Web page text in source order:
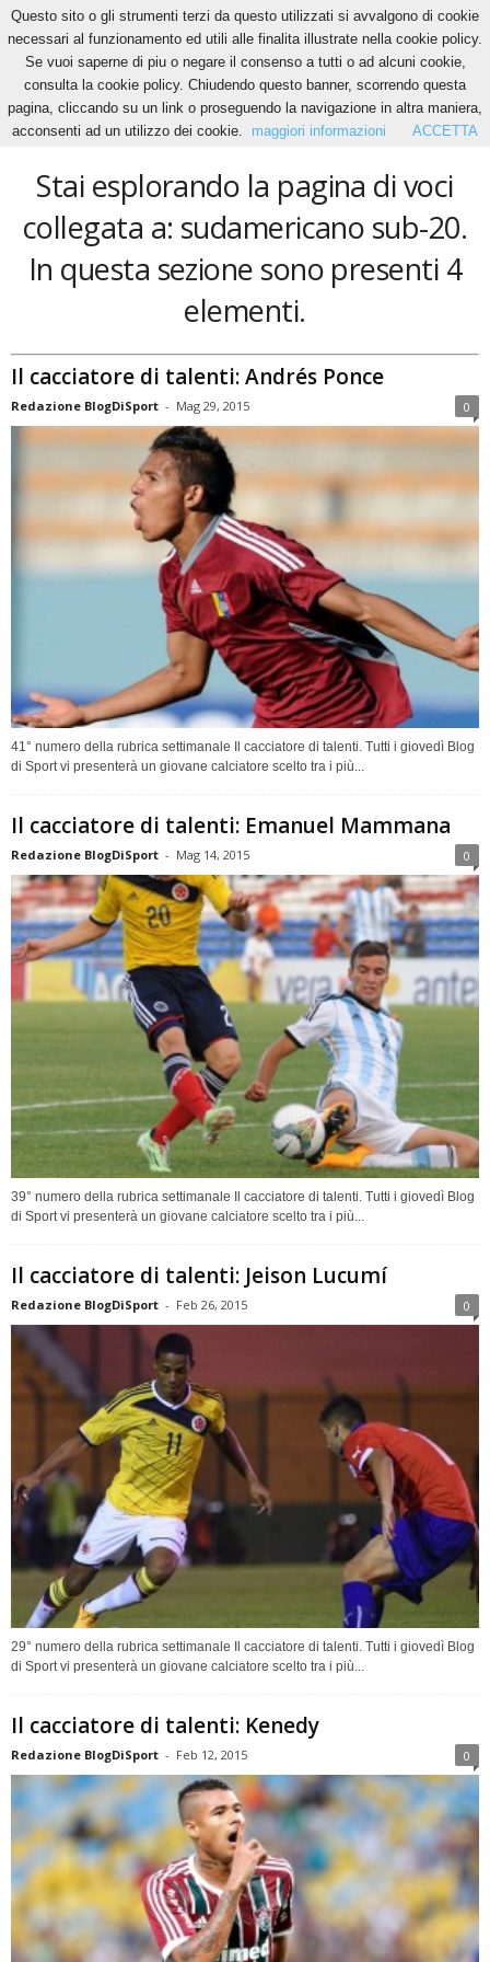
Home Tags Sudamericano sub-20
sudamericano sub-20
Stai esplorando la pagina di voci
collegata a: sudamericano sub-20.
In questa sezione sono presenti 4
elementi.
Il cacciatore di talenti: Andrés Ponce
Redazione BlogDiSport - Mag 29, 2015 0
41° numero della rubrica settimanale Il cacciatore di talenti. Tutti i giovedì Blog
di Sport vi presenterà un giovane calciatore scelto tra i più...
Il cacciatore di talenti: Emanuel Mammana
Redazione BlogDiSport - Mag 14, 2015 0
39° numero della rubrica settimanale Il cacciatore di talenti. Tutti i giovedì Blog
di Sport vi presenterà un giovane calciatore scelto tra i più...
Il cacciatore di talenti: Jeison Lucumí
Redazione BlogDiSport - Feb 26, 2015 0
29° numero della rubrica settimanale Il cacciatore di talenti. Tutti i giovedì Blog
di Sport vi presenterà un giovane calciatore scelto tra i più...
Il cacciatore di talenti: Kenedy
Redazione BlogDiSport - Feb 12, 2015 0
Questo sito o gli strumenti terzi da questo utilizzati si avvalgono di cookie
necessari al funzionamento ed utili alle finalita illustrate nella cookie policy.
Se vuoi saperne di piu o negare il consenso a tutti o ad alcuni cookie,
consulta la cookie policy. Chiudendo questo banner, scorrendo questa
pagina, cliccando su un link o proseguendo la navigazione in altra maniera,
acconsenti ad un utilizzo dei cookie.
maggiori informazioni ACCETTA